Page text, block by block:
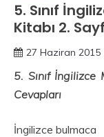
5. Sınıf
Kitabı 2.
27 Haziran 2015
5. Sınıf İngilizce
Cevapları
İngilizce bulmaca